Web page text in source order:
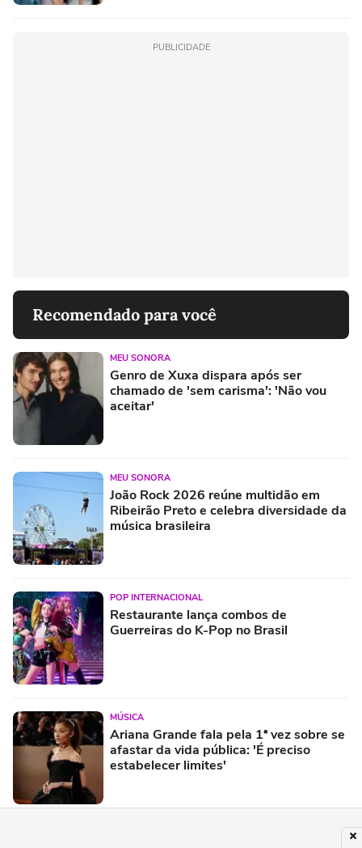
PUBLICIDADE
Recomendado para você
MEU SONORA
Genro de Xuxa dispara após ser
chamado de 'sem carisma': 'Não vou
aceitar'
MEU SONORA
João Rock 2026 reúne multidão em
Ribeirão Preto e celebra diversidade da
música brasileira
POP INTERNACIONAL
Restaurante lança combos de
Guerreiras do K-Pop no Brasil
MÚSICA
Ariana Grande fala pela 1ª vez sobre se
afastar da vida pública: 'É preciso
estabelecer limites'